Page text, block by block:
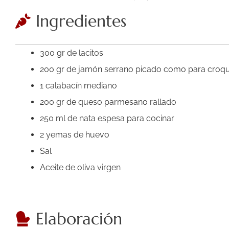
Ingredientes
300 gr de lacitos
200 gr de jamón serrano picado como para
1 calabacín mediano
200 gr de queso parmesano rallado
250 ml de nata espesa para cocinar
2 yemas de huevo
Sal
Aceite de oliva virgen
Elaboración